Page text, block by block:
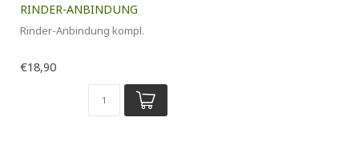
RINDER-ANBINDUNG
Rinder-Anbindung kompl.
€18,90